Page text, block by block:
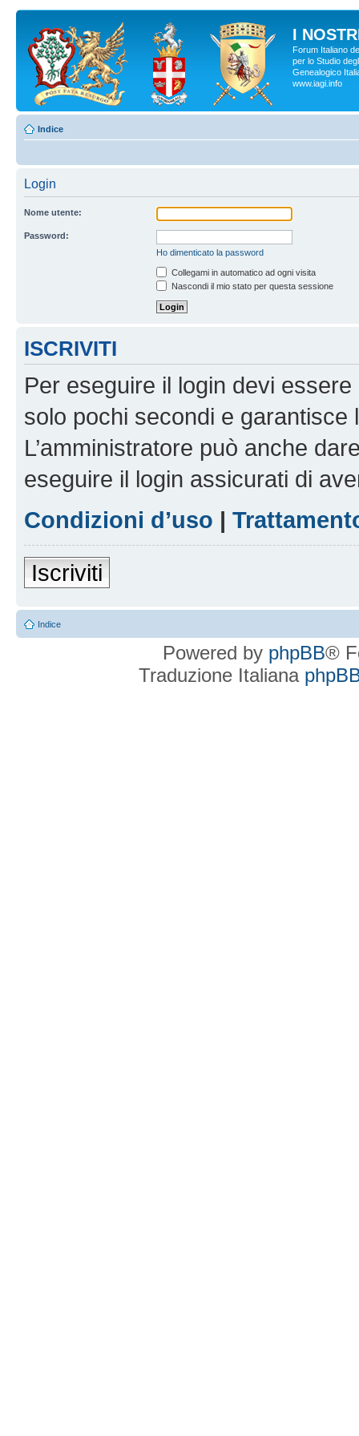
I
Forum Italiano
per lo Studio
Genealogico
www.iagi.info
Indice
Login
Nome utente:
Password:
Ho dimenticato la password
Collegami in automatico ad ogni visita
Nascondi il mio stato per questa sessione
ISCRIVITI
Per eseguire il login devi
solo pochi secondi e garantisce
L’amministratore può anche
eseguire il login assicurati di
Condizioni d’uso |
Iscriviti
Indice
Powered by phpBB®
Traduzione Italiana